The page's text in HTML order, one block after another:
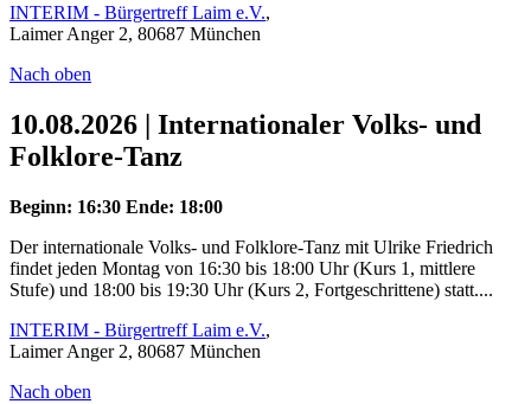
INTERIM - Bürgertreff Laim e.V.,
Laimer Anger 2, 80687 München
Nach oben
10.08.2026 | Internationaler Volks- und
Folklore-Tanz
Beginn: 16:30 Ende: 18:00
Der internationale Volks- und Folklore-Tanz mit Ulrike Friedrich
findet jeden Montag von 16:30 bis 18:00 Uhr (Kurs 1, mittlere
Stufe) und 18:00 bis 19:30 Uhr (Kurs 2, Fortgeschrittene) statt....
INTERIM - Bürgertreff Laim e.V.,
Laimer Anger 2, 80687 München
Nach oben